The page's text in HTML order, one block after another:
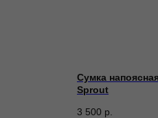
Сумка
Sprout
3 500 р.